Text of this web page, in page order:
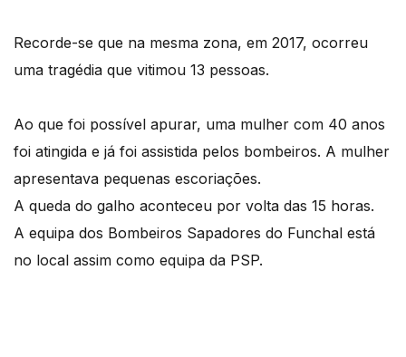
Recorde-se que na mesma zona, em 2017, ocorreu
uma tragédia que vitimou 13 pessoas.
Ao que foi possível apurar, uma mulher com 40 anos
foi atingida e já foi assistida pelos bombeiros. A mulher
apresentava pequenas escoriações.
A queda do galho aconteceu por volta das 15 horas.
A equipa dos Bombeiros Sapadores do Funchal está
no local assim como equipa da PSP.